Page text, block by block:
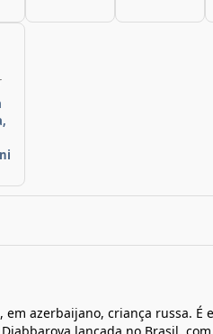
em azerbaijano, criança russa.